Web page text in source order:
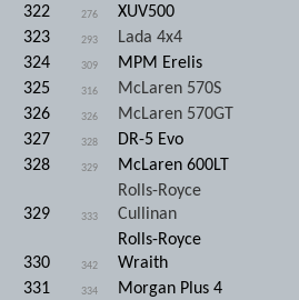
322 276
XUV500
323
293 Lada 4x4
324
309 MPM Erelis
325
316 McLaren 570S
326
326 McLaren 570GT
327
328 DR-5 Evo
328
329 McLaren 600LT
329 333
Rolls-Royce
Cullinan
330 342
Rolls-Royce
Wraith
331
334 Morgan Plus 4